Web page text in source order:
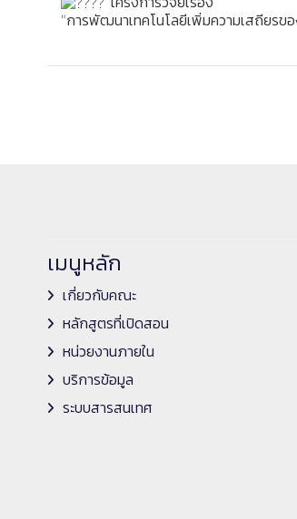
"การพัฒนาเทคโนโลยีเพิ่มความเสถียรข
เมนูหลัก
เกี่ยวกับคณะ
หลักสูตรที่เปิดสอน
หน่วยงานภายใน
บริการข้อมูล
ระบบสารสนเทศ